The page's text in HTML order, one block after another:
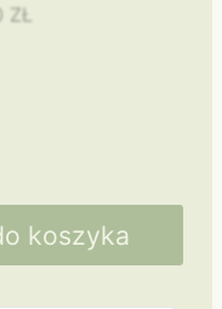
ZŁ
koszyka